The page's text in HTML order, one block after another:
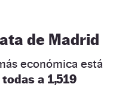
de Madrid
económica está
todas a 1,519